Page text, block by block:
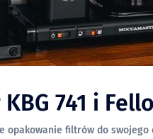
741 i
opakowanie filtrów do